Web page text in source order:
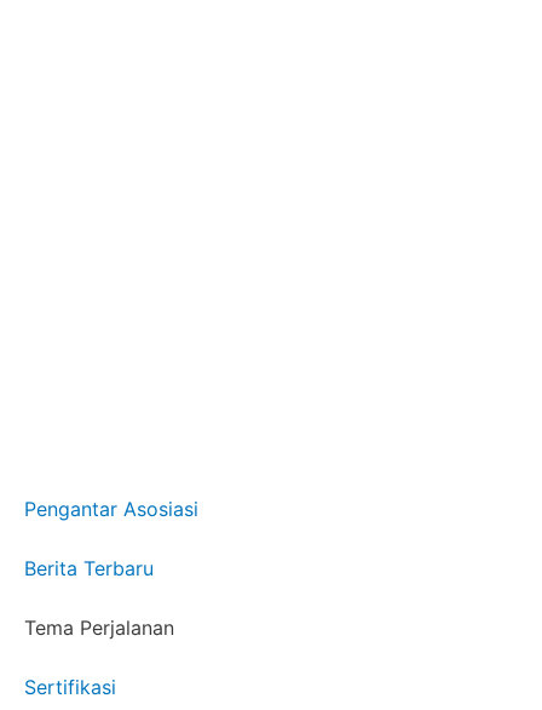
Pengantar Asosiasi
Berita Terbaru
Tema Perjalanan
Sertifikasi